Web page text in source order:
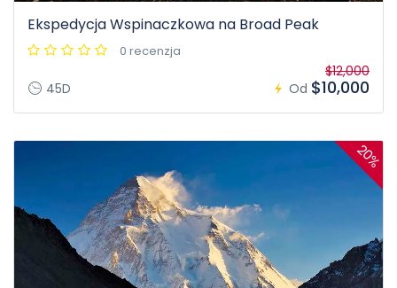
Ekspedycja Wspinaczkowa na Broad Peak
0 recenzja
45D Od
$12,000
$10,000
20%